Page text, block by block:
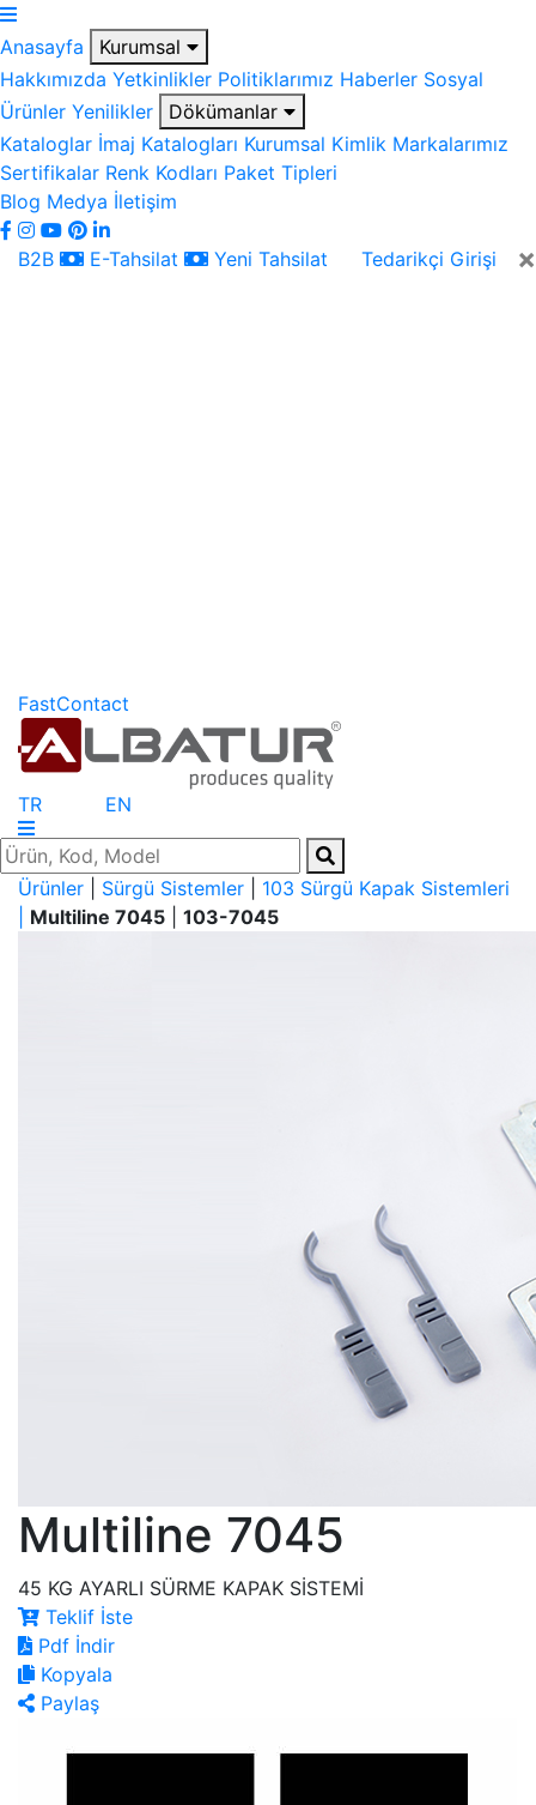
Anasayfa
Kurumsal
Hakkımızda Yetkinlikler Politiklarımız Haberler Sosyal
Ürünler Yenilikler
Dökümanlar
Kataloglar İmaj Katalogları Kurumsal Kimlik Markalarımız
Sertifikalar Renk Kodları Paket Tipleri
Blog Medya İletişim
×
B2B E-Tahsilat Yeni Tahsilat Tedarikçi Girişi
FastContact
TR EN
Ürünler Sürgü Sistemler
103 Sürgü Kapak Sistemleri
Multiline 7045 103-7045
Multiline 7045
45 KG AYARLI SÜRME KAPAK SİSTEMİ
Teklif İste
Pdf İndir
Kopyala
Paylaş